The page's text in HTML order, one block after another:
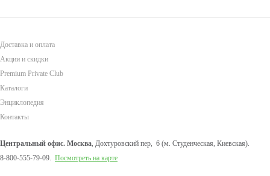
Доставка и оплата
Акции и скидки
Premium Private Club
Каталоги
Энциклопедия
Контакты
Центральный офис. Москва, Дохтуровский пер, 6 (м. Студенческая, Киевская).
8-800-555-79-09. Посмотреть на карте